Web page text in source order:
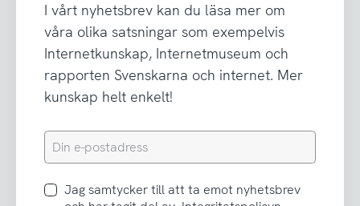
I vårt nyhetsbrev kan du läsa mer om
våra olika satsningar som exempelvis
Internetkunskap, Internetmuseum och
rapporten Svenskarna och internet. Mer
kunskap helt enkelt!
Din
e-
JagJag samtycker till att ta emot nyhetsbrev